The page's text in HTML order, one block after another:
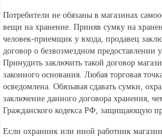
Потребители не обязаны в магазинах
вещи на хранение. Приняв сумку на
человек-приемщик у входа, продавец
договор о безвозмездном предоставлении
Принудить заключить такой договор
законного основания. Любая торговая
осведомлена. Обязывая сдавать сумки,
заключение данного договора хранения,
Гражданского кодекса РФ, защищающую
Если охранник или иной работник